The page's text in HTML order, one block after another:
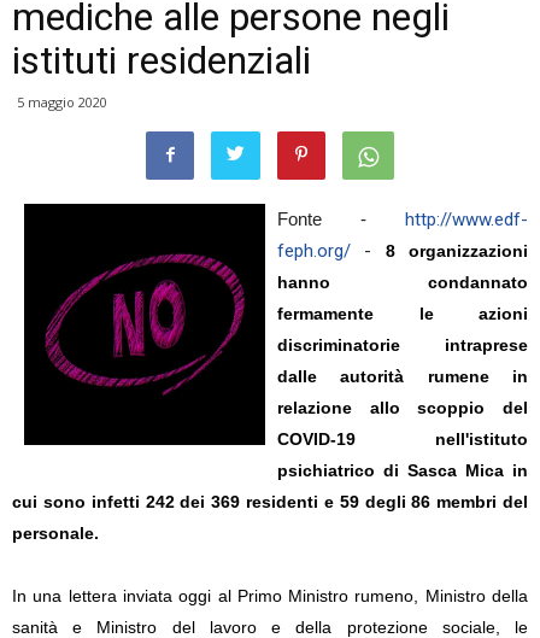
mediche alle persone negli
istituti residenziali
5 maggio 2020
Fonte - http://www.edf-
feph.org/ - 8 organizzazioni
hanno condannato
fermamente le azioni
discriminatorie intraprese
dalle autorità rumene in
relazione allo scoppio del
COVID-19 nell'istituto
psichiatrico di Sasca Mica in
cui sono infetti 242 dei 369 residenti e 59 degli 86 membri del
personale.
In una lettera inviata oggi al Primo Ministro rumeno, Ministro della
sanità e Ministro del lavoro e della protezione sociale, le